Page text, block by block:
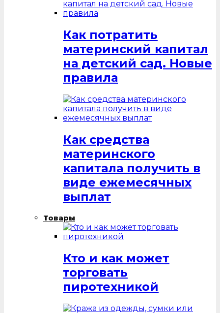
Как потратить
материнский капитал
на детский сад. Новые
правила
Как средства
материнского
капитала получить в
виде ежемесячных
выплат
Товары
Кто и как может
торговать
пиротехникой